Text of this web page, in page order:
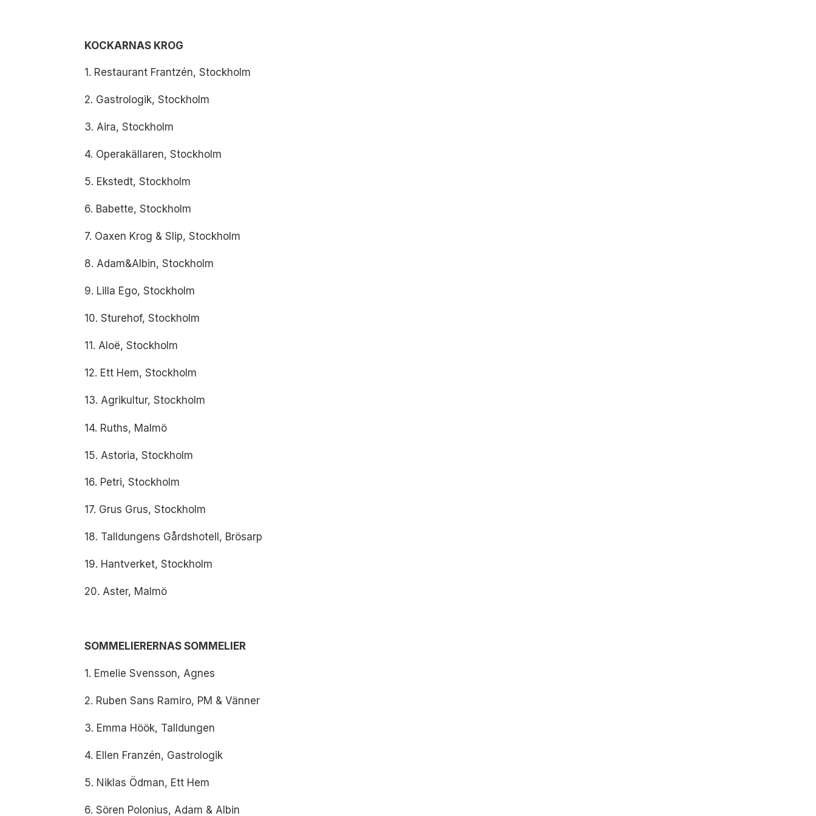
KOCKARNAS KROG
1. Restaurant Frantzén, Stockholm
2. Gastrologik, Stockholm
3. Aira, Stockholm
4. Operakällaren, Stockholm
5. Ekstedt, Stockholm
6. Babette, Stockholm
7. Oaxen Krog & Slip, Stockholm
8. Adam&Albin, Stockholm
9. Lilla Ego, Stockholm
10. Sturehof, Stockholm
11. Aloë, Stockholm
12. Ett Hem, Stockholm
13. Agrikultur, Stockholm
14. Ruths, Malmö
15. Astoria, Stockholm
16. Petri, Stockholm
17. Grus Grus, Stockholm
18. Talldungens Gårdshotell, Brösarp
19. Hantverket, Stockholm
20. Aster, Malmö
SOMMELIERERNAS SOMMELIER
1. Emelie Svensson, Agnes
2. Ruben Sans Ramiro, PM & Vänner
3. Emma Höök, Talldungen
4. Ellen Franzén, Gastrologik
5. Niklas Ödman, Ett Hem
6. Sören Polonius, Adam & Albin